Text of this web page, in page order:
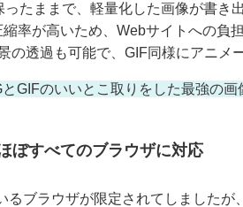
たままで、軽量化した画像が書き
率が高いため、Webサイトへの負
の透過も可能で、GIF同様にアニメ
GIFのいいとこ取りをした最強の画
ぼすべてのブラウザに対応
るブラウザが限定されてしました